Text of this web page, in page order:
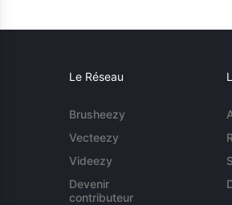
Le Réseau
Brusheezy
Vecteezy
Videezy
Devenir
contributeur